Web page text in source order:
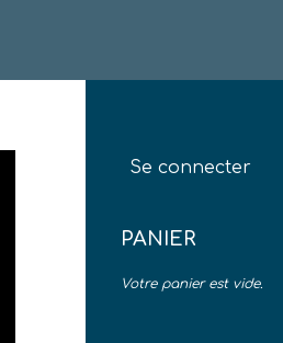
Se connecter
PANIER
Votre panier est vide.